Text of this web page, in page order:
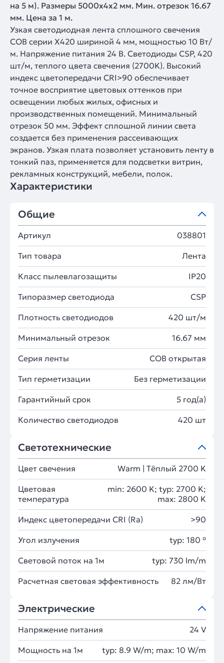
на 5 м). Размеры 5000х4х2 мм. Мин. отрезок 16.67
мм. Цена за 1 м.
Узкая светодиодная лента сплошного свечения
COB серии X420 шириной 4 мм, мощностью 10 Вт/
м. Напряжение питания 24 В. Светодиоды CSP, 420
шт/м, теплого цвета свечения (2700K). Высокий
индекс цветопередачи CRI>90 обеспечивает
точное восприятие цветовых оттенков при
освещении любых жилых, офисных и
производственных помещений. Минимальный
отрезок 50 мм. Эффект сплошной линии света
создается без применения рассеивающих
экранов. Узкая плата позволяет установить ленту в
тонкий паз, применяется для подсветки витрин,
рекламных конструкций, мебели, полок.
Характеристики
Общие
Артикул 038801
Тип товара Лента
Класс пылевлагозащиты IP20
Типоразмер светодиода CSP
Плотность светодиодов 420 шт/м
Минимальный отрезок 16.67 мм
Серия ленты COB открытая
Тип герметизации Без герметизации
Гарантийный срок 5 год(а)
Количество светодиодов 420 шт
Светотехнические
Цвет свечения Warm | Тёплый 2700 K
Цветовая
температура
min: 2600 K; typ: 2700 K;
max: 2800 K
Индекс цветопередачи CRI (Ra) >90
Угол излучения typ: 180 °
Световой поток на 1м typ: 730 lm/m
Расчетная световая эффективность 82 лм/Вт
Электрические
Напряжение питания 24 V
Мощность на 1м typ: 8.9 W/m; max: 10 W/m